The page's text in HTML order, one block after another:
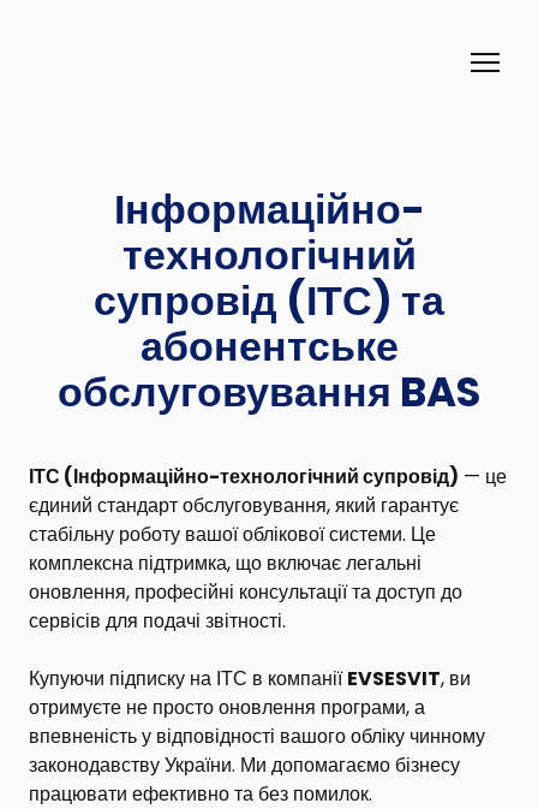
Інформаційно-
технологічний
супровід (ІТС) та
абонентське
обслуговування BAS
ІТС (Інформаційно-технологічний супровід) — це
єдиний стандарт обслуговування, який гарантує
стабільну роботу вашої облікової системи. Це
комплексна підтримка, що включає легальні
оновлення, професійні консультації та доступ до
сервісів для подачі звітності.
Купуючи підписку на ІТС в компаніїEVSESVIT, ви
отримуєте не просто оновлення програми, а
впевненість у відповідності вашого обліку чинному
законодавству України. Ми допомагаємо бізнесу
працювати ефективно та без помилок.